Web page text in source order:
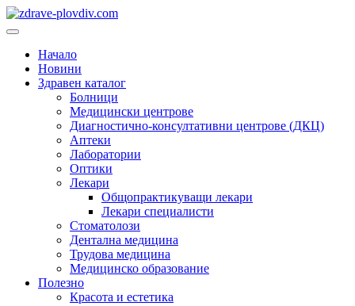
Преминете
към
Основно
Начало
Новини
Здравен каталог
Болници
Медицински центрове
Диагностично-консултативни центрове (ДКЦ)
Аптеки
Лаборатории
Оптики
Лекари
Общопрактикуващи лекари
Лекари специалисти
Стоматолози
Дентална медицина
Трудова медицина
Медицинско образование
Полезно
Красота и естетика